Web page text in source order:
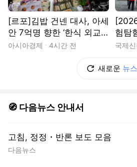
[르포]김밥 건넨 대사, 아세
안 7억명 향한 ‘한식 외교’
나섰다
아시아경제 4시간 전
험탐
스발
국제
새로운 뉴스
🧭 다음뉴스 안내서
고침, 정정・반론 보도 모음
다음뉴스